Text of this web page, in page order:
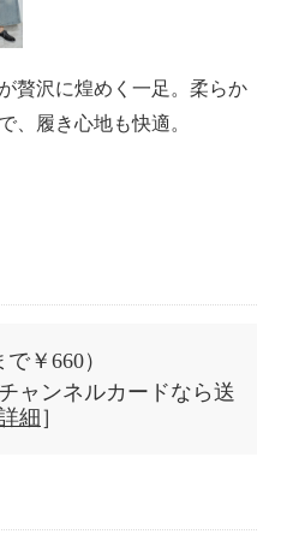
贅沢に煌めく一足。柔らか
、履き心地も快適。
で￥660）
ャンネルカードなら送
細 ］